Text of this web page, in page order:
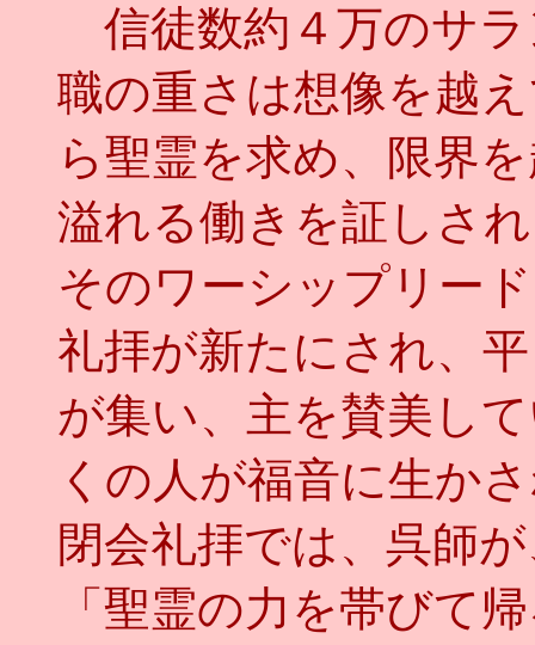
信徒数約４万のサ
職の重さは想像を越
ら聖霊を求め、限界
溢れる働きを証しさ
そのワーシップリー
礼拝が新たにされ、
が集い、主を賛美し
くの人が福音に生か
閉会礼拝では、呉師
「聖霊の力を帯びて